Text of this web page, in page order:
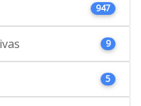
947
9
5